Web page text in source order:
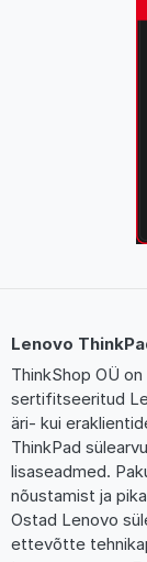
Lenovo
ThinkShop OÜ
sertifitseeritud
äri- kui
ThinkPad
lisaseadmed.
nõustamist ja
Ostad Lenovo
ettevõtte